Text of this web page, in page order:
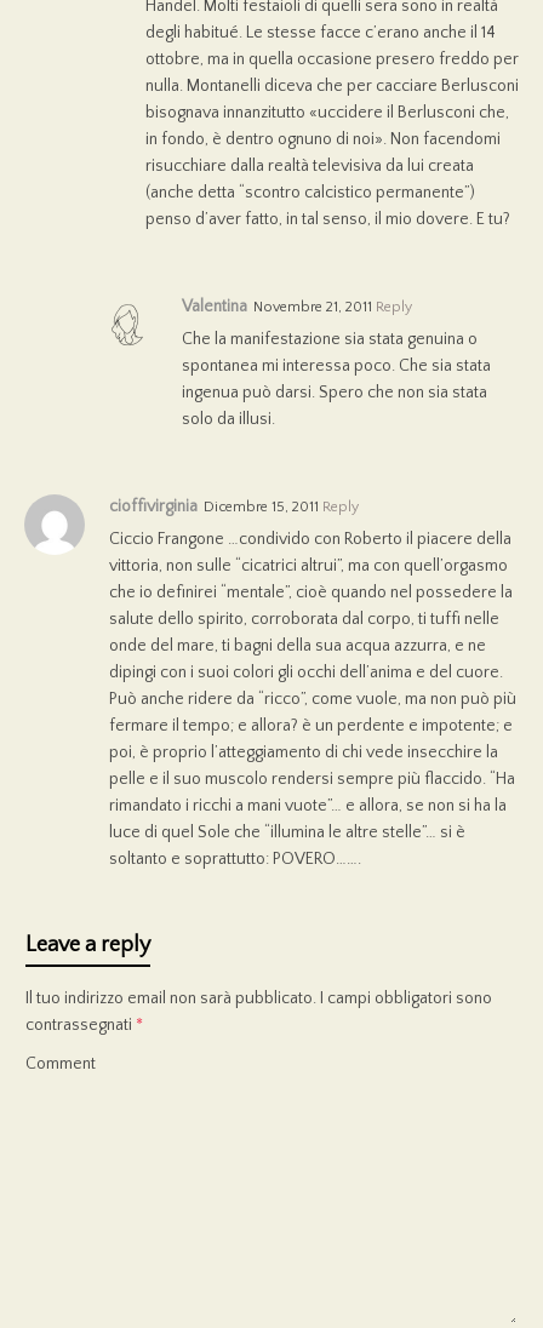
Händel. Molti festaioli di quelli sera sono in realtà
degli habitué. Le stesse facce c’erano anche il 14
ottobre, ma in quella occasione presero freddo per
nulla. Montanelli diceva che per cacciare Berlusconi
bisognava innanzitutto «uccidere il Berlusconi che,
in fondo, è dentro ognuno di noi». Non facendomi
risucchiare dalla realtà televisiva da lui creata
(anche detta “scontro calcistico permanente”)
penso d’aver fatto, in tal senso, il mio dovere. E tu?
Valentina Novembre 21, 2011 Reply
Che la manifestazione sia stata genuina o
spontanea mi interessa poco. Che sia stata
ingenua può darsi. Spero che non sia stata
solo da illusi.
cioffivirginia Dicembre 15, 2011 Reply
Ciccio Frangone ‎…condivido con Roberto il piacere della
vittoria, non sulle “cicatrici altrui”, ma con quell’orgasmo
che io definirei “mentale”, cioè quando nel possedere la
salute dello spirito, corroborata dal corpo, ti tuffi nelle
onde del mare, ti bagni della sua acqua azzurra, e ne
dipingi con i suoi colori gli occhi dell’anima e del cuore.
Può anche ridere da “ricco”, come vuole, ma non può più
fermare il tempo; e allora? è un perdente e impotente; e
poi, è proprio l’atteggiamento di chi vede insecchire la
pelle e il suo muscolo rendersi sempre più flaccido. “Ha
rimandato i ricchi a mani vuote”… e allora, se non si ha la
luce di quel Sole che “illumina le altre stelle”… si è
soltanto e soprattutto: POVERO…….
Leave a reply
Il tuo indirizzo email non sarà pubblicato.
I campi obbligatori sono
contrassegnati *
Comment